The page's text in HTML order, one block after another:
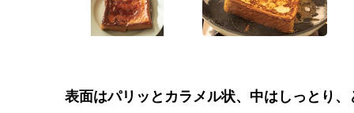
表面はパリッとカラメル状、中はしっとり、